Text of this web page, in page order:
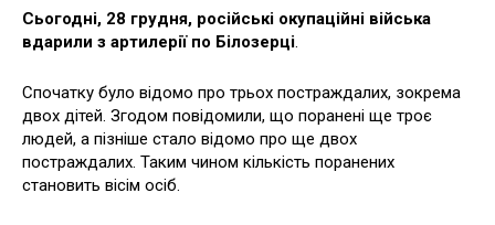
Сьогодні, 28 грудня, російські окупаційні війська
вдарили з артилерії по Білозерці.
Спочатку було відомо про трьох постраждалих, зокрема
двох дітей. Згодом повідомили, що поранені ще троє
людей, а пізніше стало відомо про ще двох
постраждалих. Таким чином кількість поранених
становить вісім осіб.